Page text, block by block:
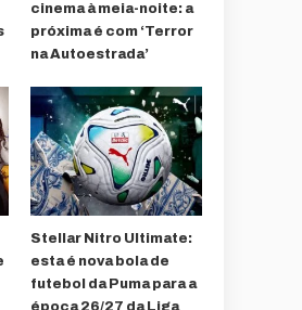
cinema à meia-noite: a
próxima é com ‘Terror
na Autoestrada’
Stellar Nitro Ultimate:
esta é nova bola de
futebol da Puma para a
época 26/27 da Liga